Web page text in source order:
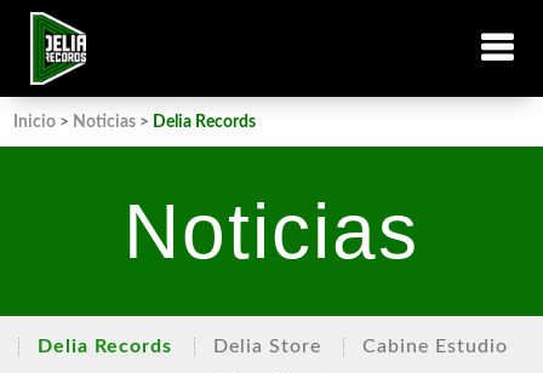
Inicio > Noticias > Delia Records
Noticias
Delia Records Delia Store
Cabine Estudio